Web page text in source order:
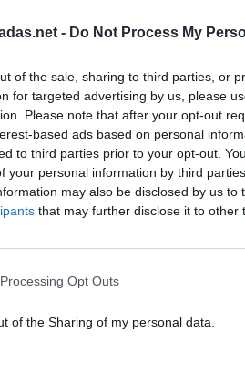
- Do Not Process My
of the sale, sharing to third parties, or
for targeted advertising by us, please
Please note that after your opt-out
based ads based on personal
to third parties prior to your opt-out.
your personal information by third
may also be disclosed by us to
that may further disclose it to other
Opt Outs
of the Sharing of my personal data.